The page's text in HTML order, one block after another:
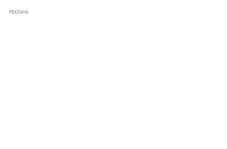
РЕКЛАМА